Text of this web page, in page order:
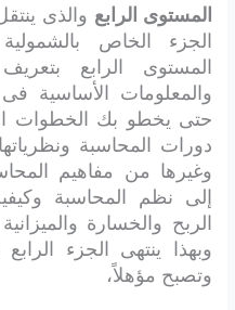
المستوى الرابع والذى
الجزء الخاص
المستوى الرابع
والمعلومات الأساسية
حتى يخطو بك الخطوات
دورات المحاسبة
وغيرها من مفاهيم
إلى نظم المحاسبة
الربح والخسارة
وبهذا ينتهى الجزء
وتصبح مؤهلاً،